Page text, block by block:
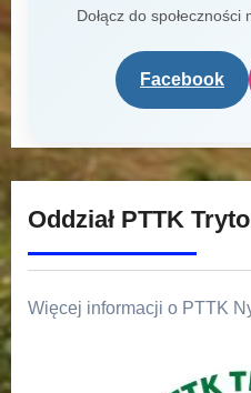
Dołącz do społeczności
Facebook
Oddział PTTK
Więcej informacji o PTTK